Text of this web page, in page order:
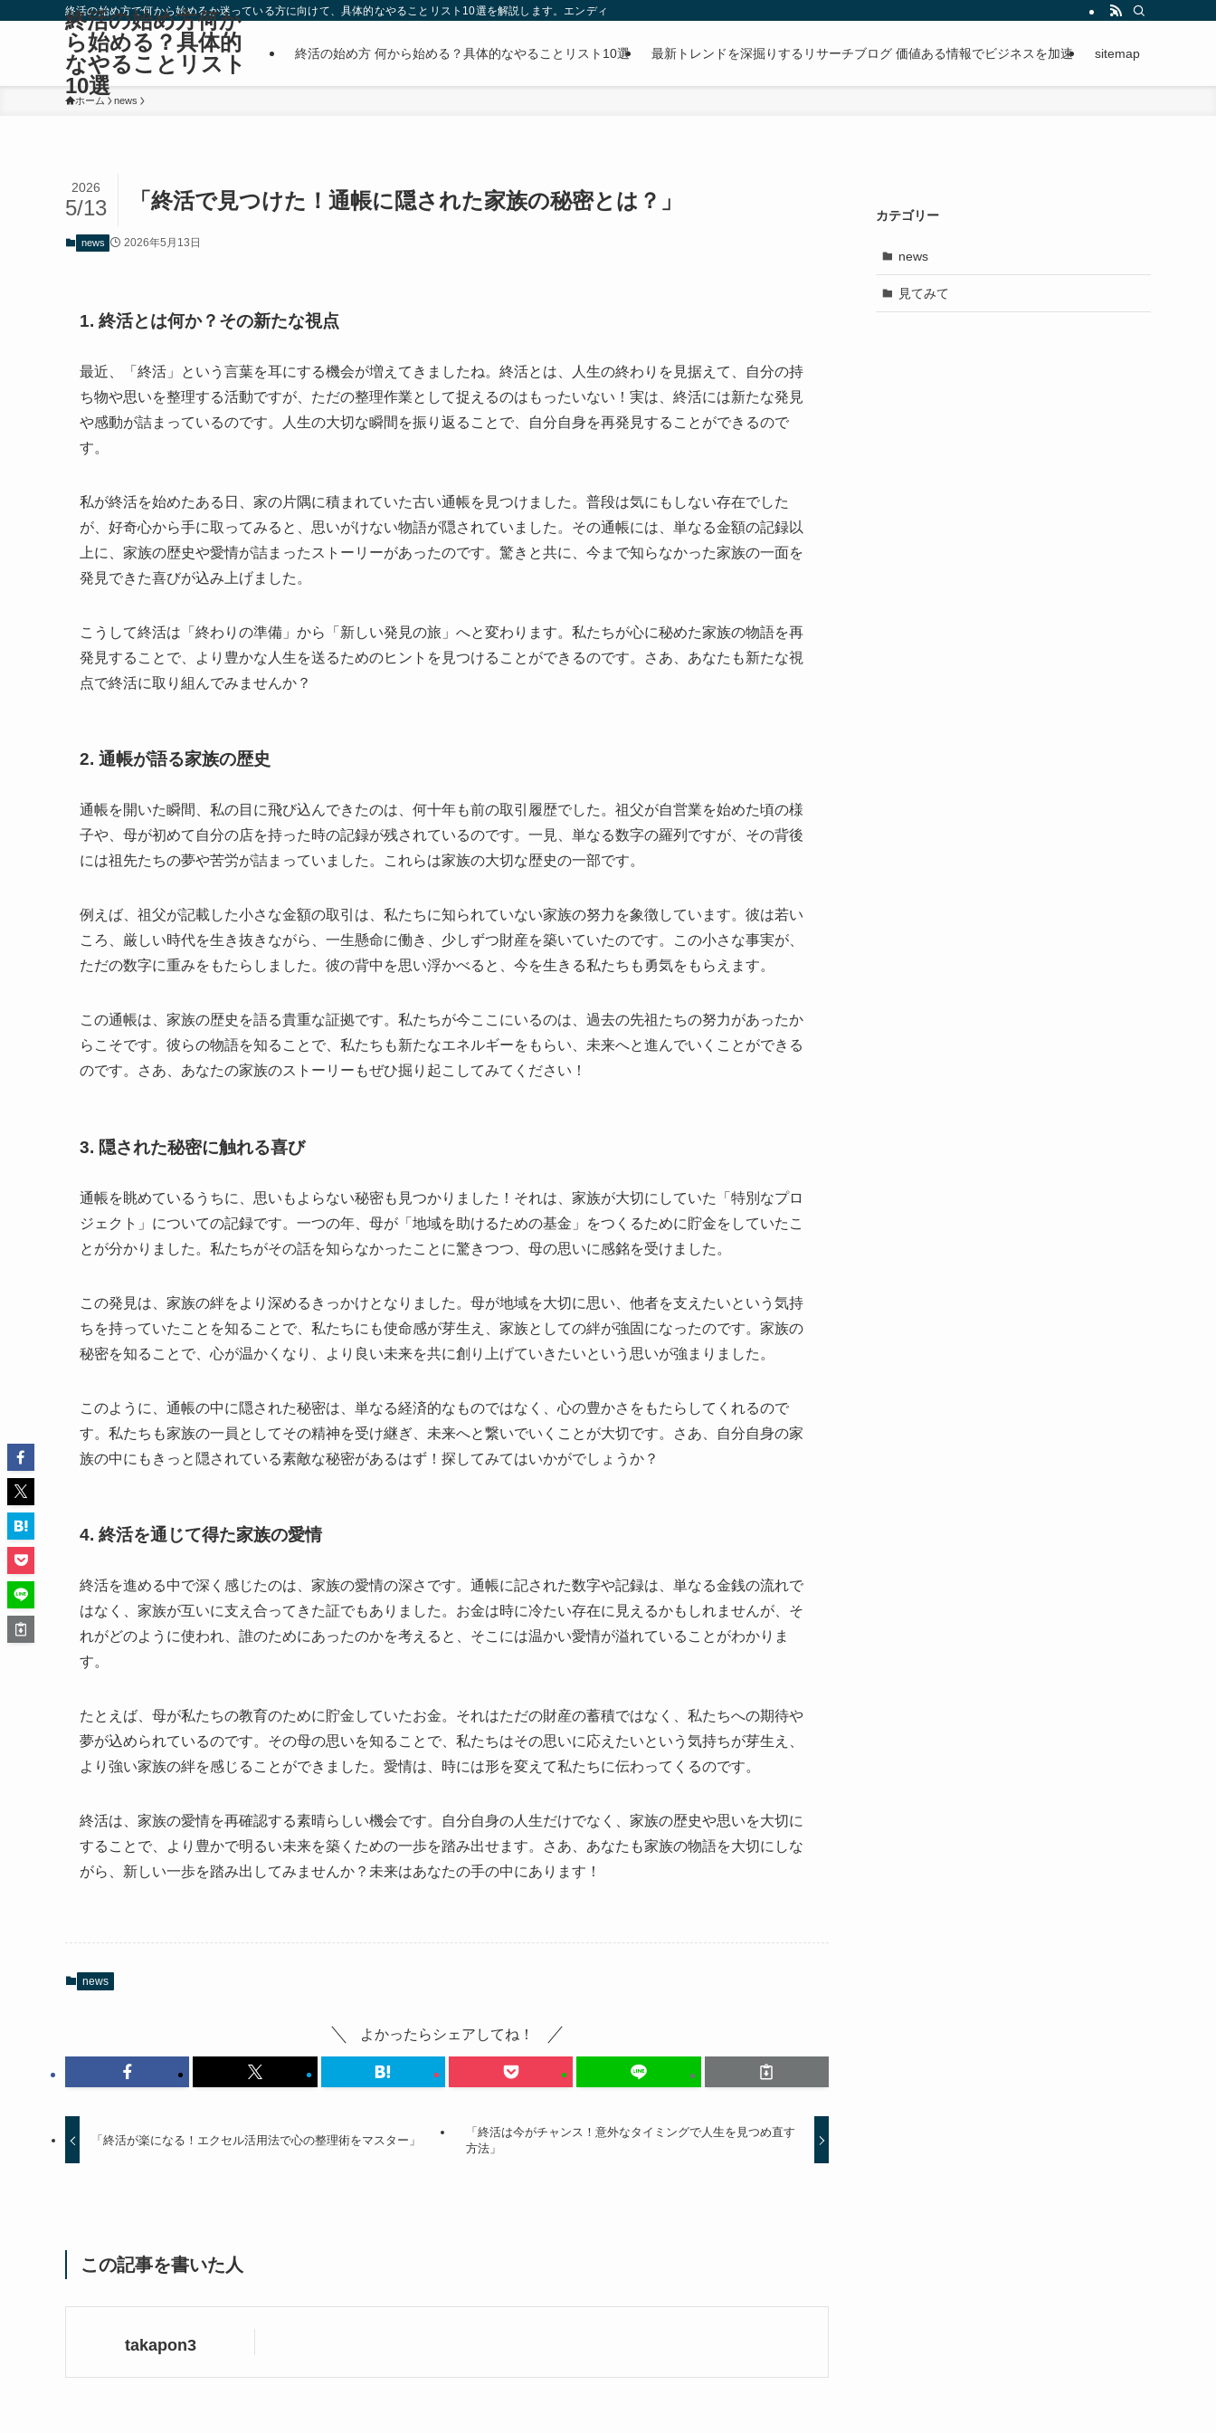
終活の始め方で何から始めるか迷っている方に向けて、具体的なやることリスト10選を解説します。エンディングノートの書き方から財産整理まで、段階的に進められる手順を紹介。
終活の始め方何か
ら始める？具体的
なやることリスト
10選
終活の始め方 何から始める？具体的なやることリスト10選 最新トレンドを深掘りするリサーチブログ 価値ある情報でビジネスを加速 sitemap
ホーム news
「終活で見つけた！通帳に隠された家族の秘密とは？」
2026
5/13
news 2026年5月13日
1. 終活とは何か？その新たな視点
最近、「終活」という言葉を耳にする機会が増えてきましたね。終活とは、人生の終わりを見据えて、自分の持
ち物や思いを整理する活動ですが、ただの整理作業として捉えるのはもったいない！実は、終活には新たな発見
や感動が詰まっているのです。人生の大切な瞬間を振り返ることで、自分自身を再発見することができるので
す。
私が終活を始めたある日、家の片隅に積まれていた古い通帳を見つけました。普段は気にもしない存在でした
が、好奇心から手に取ってみると、思いがけない物語が隠されていました。その通帳には、単なる金額の記録以
上に、家族の歴史や愛情が詰まったストーリーがあったのです。驚きと共に、今まで知らなかった家族の一面を
発見できた喜びが込み上げました。
こうして終活は「終わりの準備」から「新しい発見の旅」へと変わります。私たちが心に秘めた家族の物語を再
発見することで、より豊かな人生を送るためのヒントを見つけることができるのです。さあ、あなたも新たな視
点で終活に取り組んでみませんか？
2. 通帳が語る家族の歴史
通帳を開いた瞬間、私の目に飛び込んできたのは、何十年も前の取引履歴でした。祖父が自営業を始めた頃の様
子や、母が初めて自分の店を持った時の記録が残されているのです。一見、単なる数字の羅列ですが、その背後
には祖先たちの夢や苦労が詰まっていました。これらは家族の大切な歴史の一部です。
例えば、祖父が記載した小さな金額の取引は、私たちに知られていない家族の努力を象徴しています。彼は若い
ころ、厳しい時代を生き抜きながら、一生懸命に働き、少しずつ財産を築いていたのです。この小さな事実が、
ただの数字に重みをもたらしました。彼の背中を思い浮かべると、今を生きる私たちも勇気をもらえます。
この通帳は、家族の歴史を語る貴重な証拠です。私たちが今ここにいるのは、過去の先祖たちの努力があったか
らこそです。彼らの物語を知ることで、私たちも新たなエネルギーをもらい、未来へと進んでいくことができる
のです。さあ、あなたの家族のストーリーもぜひ掘り起こしてみてください！
3. 隠された秘密に触れる喜び
通帳を眺めているうちに、思いもよらない秘密も見つかりました！それは、家族が大切にしていた「特別なプロ
ジェクト」についての記録です。一つの年、母が「地域を助けるための基金」をつくるために貯金をしていたこ
とが分かりました。私たちがその話を知らなかったことに驚きつつ、母の思いに感銘を受けました。
この発見は、家族の絆をより深めるきっかけとなりました。母が地域を大切に思い、他者を支えたいという気持
ちを持っていたことを知ることで、私たちにも使命感が芽生え、家族としての絆が強固になったのです。家族の
秘密を知ることで、心が温かくなり、より良い未来を共に創り上げていきたいという思いが強まりました。
このように、通帳の中に隠された秘密は、単なる経済的なものではなく、心の豊かさをもたらしてくれるので
す。私たちも家族の一員としてその精神を受け継ぎ、未来へと繋いでいくことが大切です。さあ、自分自身の家
族の中にもきっと隠されている素敵な秘密があるはず！探してみてはいかがでしょうか？
4. 終活を通じて得た家族の愛情
終活を進める中で深く感じたのは、家族の愛情の深さです。通帳に記された数字や記録は、単なる金銭の流れで
はなく、家族が互いに支え合ってきた証でもありました。お金は時に冷たい存在に見えるかもしれませんが、そ
れがどのように使われ、誰のためにあったのかを考えると、そこには温かい愛情が溢れていることがわかりま
す。
たとえば、母が私たちの教育のために貯金していたお金。それはただの財産の蓄積ではなく、私たちへの期待や
夢が込められているのです。その母の思いを知ることで、私たちはその思いに応えたいという気持ちが芽生え、
より強い家族の絆を感じることができました。愛情は、時には形を変えて私たちに伝わってくるのです。
終活は、家族の愛情を再確認する素晴らしい機会です。自分自身の人生だけでなく、家族の歴史や思いを大切に
することで、より豊かで明るい未来を築くための一歩を踏み出せます。さあ、あなたも家族の物語を大切にしな
がら、新しい一歩を踏み出してみませんか？未来はあなたの手の中にあります！
news
よかったらシェアしてね！
「終活が楽になる！エクセル活用法で心の整理術をマスター」
「終活は今がチャンス！意外なタイミングで人生を見つめ直す
方法」
この記事を書いた人
takapon3
カテゴリー
news
見てみて